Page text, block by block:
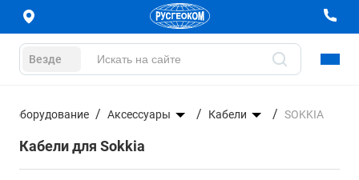
Везде
оборудование Аксессуары Кабели SOKKIA
Кабели для Sokkia